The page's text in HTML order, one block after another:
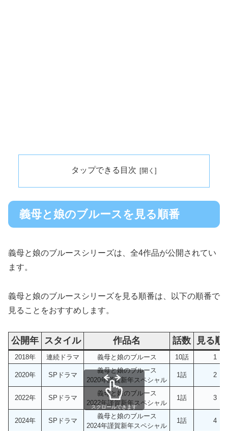
タップできる目次
義母と娘のブルースを見る順番
義母と娘のブルースシリーズは、全4作品が公開されてい
ます。
義母と娘のブルースシリーズを見る順番は、以下の順番で
見ることをおすすめします。
公開年 スタイル 作品名 話数 見る順
2018年 連続ドラマ 義母と娘のブルース 10話 1
2020年 SPドラマ
義母と娘のブルース
2020年謹賀新年スペシャル
1話 2
2022年 SPドラマ
義母と娘のブルース
2022年謹賀新年スペシャル
1話 3
2024年 SPドラマ
義母と娘のブルース
2024年謹賀新年スペシャル
1話 4
スクロールできます